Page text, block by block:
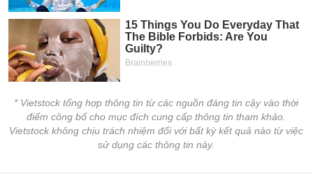
* Vietstock tổng hợp thông tin từ các nguồn đáng tin cậy vào thời
điểm công bố cho mục đích cung cấp thông tin tham khảo.
Vietstock không chịu trách nhiệm đối với bất kỳ kết quả nào từ việc
sử dụng các thông tin này.